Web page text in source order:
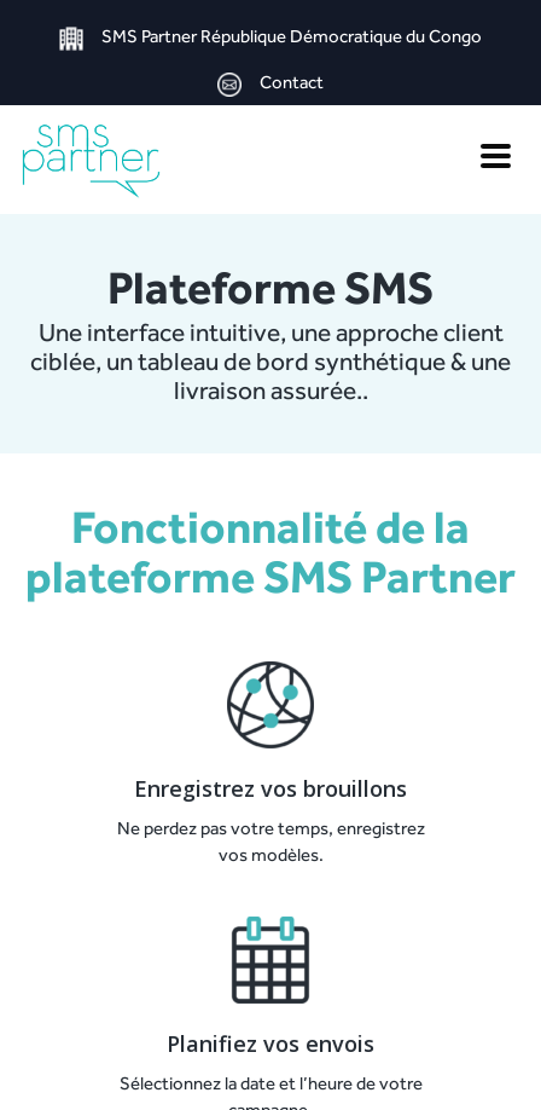
SMS Partner République Démocratique du Congo
Contact
Toggle
Plateforme SMS
Une interface intuitive, une approche client
ciblée, un tableau de bord synthétique & une
livraison assurée..
Fonctionnalité de la
plateforme SMS Partner
Enregistrez vos brouillons
Ne perdez pas votre temps, enregistrez
vos modèles.
Planifiez vos envois
Sélectionnez la date et l’heure de votre